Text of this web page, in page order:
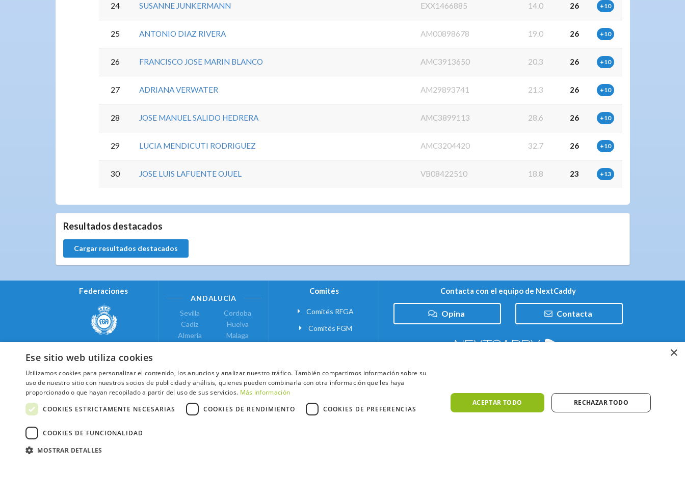
24 SUSANNE JUNKERMANN EXX1466885 14.0 26 +10
25 ANTONIO DIAZ RIVERA AM00898678 19.0 26 +10
26 FRANCISCO JOSE MARIN BLANCO AMC3913650 20.3 26 +10
27 ADRIANA VERWATER AM29893741 21.3 26 +10
28 JOSE MANUEL SALIDO HEDRERA AMC3899113 28.6 26 +10
29 LUCIA MENDICUTI RODRIGUEZ AMC3204420 32.7 26 +10
30 JOSE LUIS LAFUENTE OJUEL VB08422510 18.8 23 +13
Resultados destacados
Cargar resultados destacados
Federaciones
Real Federación Andaluza de
Golf
Federación de Golf de Madrid
ANDALUCÍA
Sevilla
Cadiz
Almeria
Cordoba
Huelva
Malaga
Valencia
COMUNIDAD DE MADRID
Madrid
Comités
Comités RFGA
Comités FGM
Contacta con el equipo de NextCaddy
Opina Contacta
2026 ©NextCaddy.
×
Ese sitio web utiliza cookies
Utilizamos cookies para personalizar el contenido, los anuncios y analizar nuestro tráfico. También compartimos información sobre su
uso de nuestro sitio con nuestros socios de publicidad y análisis, quienes pueden combinarla con otra información que les haya
proporcionado o que hayan recopilado a partir del uso de sus servicios. Más información
COOKIES ESTRICTAMENTE NECESARIAS
COOKIES DE RENDIMIENTO COOKIES DE PREFERENCIAS
COOKIES DE FUNCIONALIDAD
MOSTRAR DETALLES
ACEPTAR TODO RECHAZAR TODO